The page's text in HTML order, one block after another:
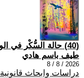
(40) حالة السُّكْر في الوظيفة العامة
طيف باسم هادي
2026 / 8 / 8
دراسات وابحاث قانونية